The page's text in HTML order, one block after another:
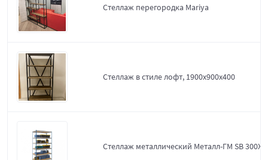
Стеллаж перегородка Mariya
Стеллаж в стиле лофт, 1900х900х400
Стеллаж металлический Металл-ГМ SB